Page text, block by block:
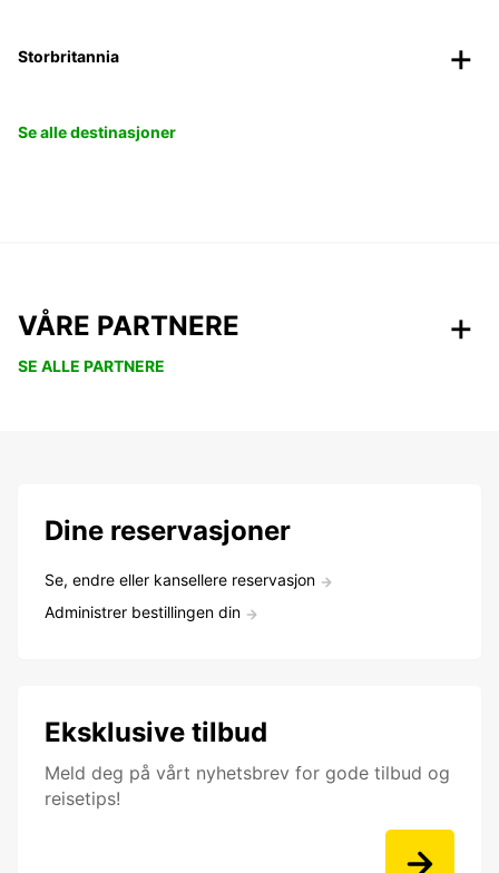
Storbritannia
Se alle destinasjoner
VÅRE PARTNERE
SE ALLE PARTNERE
Dine reservasjoner
Se, endre eller kansellere reservasjon
Administrer bestillingen din
Eksklusive tilbud
Meld deg på vårt nyhetsbrev for gode tilbud og
reisetips!